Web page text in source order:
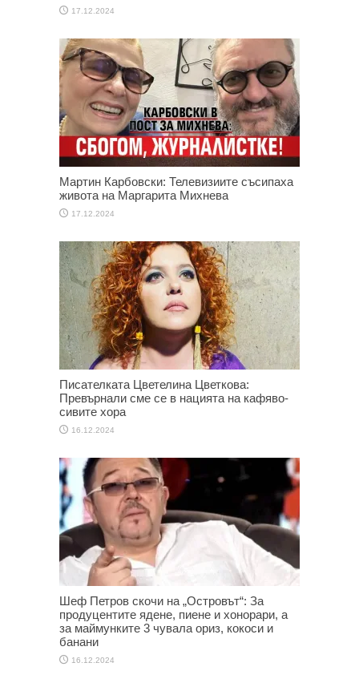
17.12.2024
Мартин Карбовски: Телевизиите съсипаха
живота на Маргарита Михнева
17.12.2024
Писателката Цветелина Цветкова:
Превърнали сме се в нацията на кафяво-
сивите хора
16.12.2024
Шеф Петров скочи на „Островът“: За
продуцентите ядене, пиене и хонорари, а
за маймунките 3 чувала ориз, кокоси и
банани
16.12.2024